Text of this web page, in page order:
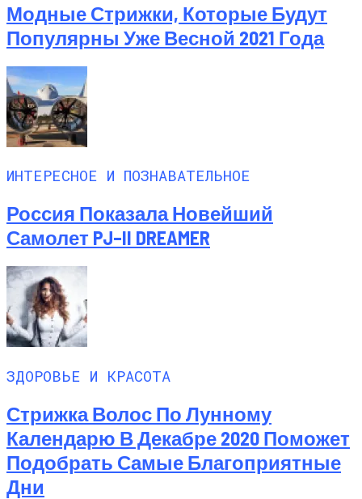
Модные Стрижки, Которые Будут
Популярны Уже Весной 2021 Года
ИНТЕРЕСНОЕ И ПОЗНАВАТЕЛЬНОЕ
Россия Показала Новейший
Самолет PJ–II DREAMER
ЗДОРОВЬЕ И КРАСОТА
Стрижка Волос По Лунному
Календарю В Декабре 2020 Поможет
Подобрать Самые Благоприятные
Дни